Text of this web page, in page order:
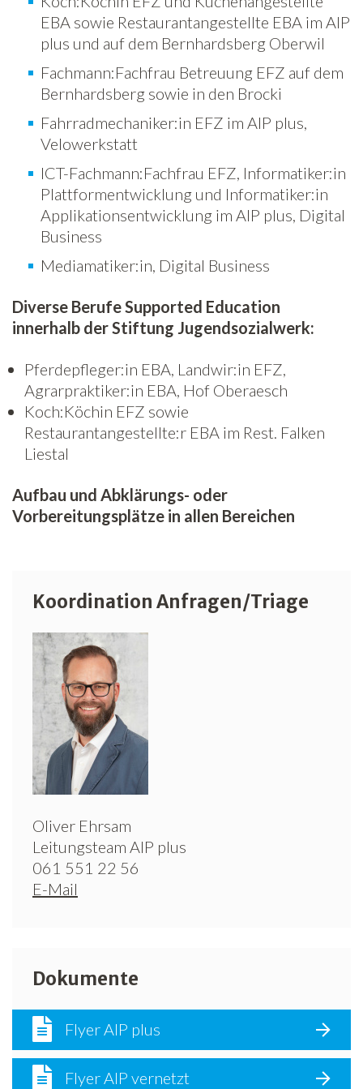
EBA sowie Restaurantangestellte EBA im AIP
plus und auf dem Bernhardsberg Oberwil
Fachmann:Fachfrau Betreuung EFZ auf dem
Bernhardsberg sowie in den Brocki
Fahrradmechaniker:in EFZ im AIP plus,
Velowerkstatt
ICT-Fachmann:Fachfrau EFZ, Informatiker:in
Plattformentwicklung und Informatiker:in
Applikationsentwicklung im AIP plus, Digital
Business
Mediamatiker:in, Digital Business
Diverse Berufe Supported Education
innerhalb der Stiftung Jugendsozialwerk:
Pferdepfleger:in EBA, Landwir:in EFZ,
Agrarpraktiker:in EBA, Hof Oberaesch
Koch:Köchin EFZ sowie
Restaurantangestellte:r EBA im Rest. Falken
Liestal
Aufbau und Abklärungs- oder
Vorbereitungsplätze in allen Bereichen
Koordination Anfragen/Triage
Oliver Ehrsam
Leitungsteam AIP plus
061 551 22 56
E-Mail
Dokumente
Flyer AIP plus
Flyer AIP vernetzt